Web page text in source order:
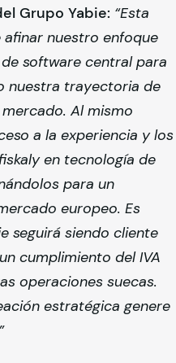
Grupo Yabie: “Esta
nuestro enfoque
software central para
nuestra trayectoria de
Al mismo
a la experiencia y los
fiskalyen tecnología de
para un
europeo. Es
seguirá siendo cliente
cumplimiento del IVA
operaciones suecas.
estratégica genere